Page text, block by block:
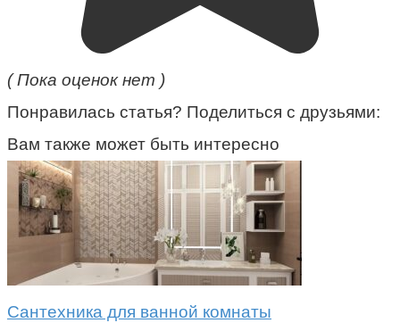
( Пока оценок нет )
Понравилась статья? Поделиться с друзьями:
Вам также может быть интересно
Сантехника для ванной комнаты